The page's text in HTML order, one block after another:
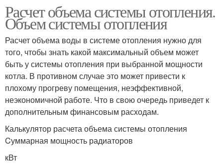
Расчет объема системы отопления.
Объем системы отопления
Расчет объема воды в системе отопления нужно для
того, чтобы знать какой максимальный объем может
быть у системы отопления при выбранной мощности
котла. В противном случае это может привести к
плохому прогреву помещения, неэффективной,
неэкономичной работе. Что в свою очередь приведет к
дополнительным финансовым расходам.
Калькулятор расчета объема системы отопления
Cуммарная мощность радиаторов
кВт